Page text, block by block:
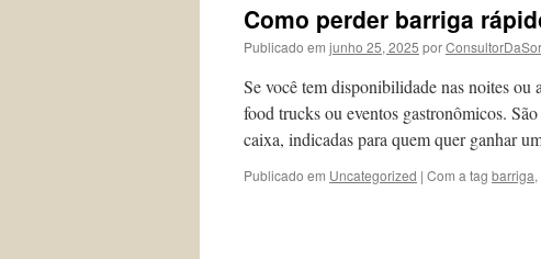
Como perder barriga
Publicado em junho 25, 2025 por
Se você tem disponibilidade nas noites ou
food trucks ou eventos gastronômicos.
caixa, indicadas para quem quer ganhar
Publicado em Uncategorized | Com a tag barriga,